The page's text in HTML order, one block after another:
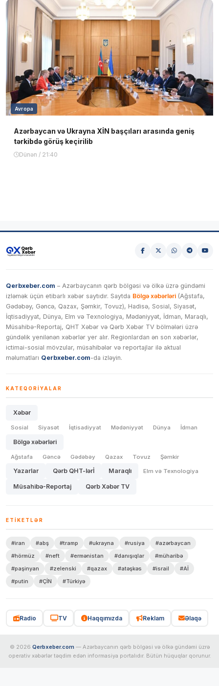
Avropa
Azərbaycan və Ukrayna XİN başçıları arasında geniş
tərkibdə görüş keçirilib
Dünən / 21:40
Qerbxeber.com – Azərbaycanın qərb bölgəsi və ölkə üzrə gündəmi
izləmək üçün etibarlı xəbər saytıdır. Saytda Bölgə xəbərləri (Ağstafa,
Gədəbəy, Gəncə, Qazax, Şəmkir, Tovuz), Hadisə, Sosial, Siyasət,
İqtisadiyyat, Dünya, Elm və Texnologiya, Mədəniyyət, İdman, Maraqlı,
Müsahibə-Reportaj, QHT Xəbər və Qərb Xəbər TV bölmələri üzrə
gündəlik yenilənən xəbərlər yer alır. Regionlardan ən son xəbərlər,
ictimai-sosial mövzular, müsahibələr və reportajlar ilə aktual
məlumatları Qerbxeber.com-da izləyin.
KATEQORIYALAR
Xəbər
Sosial Siyasət İqtisadiyyat Mədəniyyət Dünya İdman
Bölgə xəbərləri
Ağstafa Gəncə Gədəbəy Qazax Tovuz Şəmkir
Yazarlar Qərb QHT-lərİ Maraqlı Elm və Texnologiya
Müsahibə-Reportaj Qərb Xəbər TV
ETIKETLƏR
#iran #abş #tramp #ukrayna #rusiya
#azərbaycan
#hörmüz
#neft #ermənistan #danışıqlar
#müharibə
#paşinyan
#zelenski #qazax #atəşkəs #israil
#Aİ
#putin
#ÇİN #Türkiyə
Radio TV Haqqımızda Reklam Əlaqə
© 2026 Qerbxeber.com — Azərbaycanın qərb bölgəsi və ölkə gündəmi üzrə
operativ xəbərlər təqdim edən informasiya portalıdır. Bütün hüquqlar qorunur.